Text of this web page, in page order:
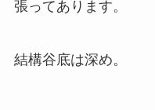
張ってあります。
結構谷底は深め。